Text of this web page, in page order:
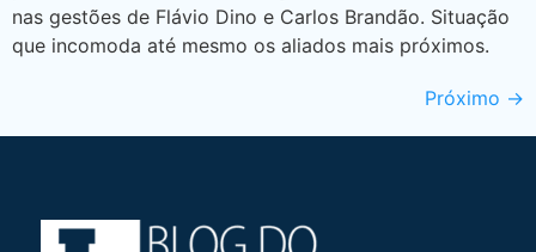
nas gestões de Flávio Dino e Carlos Brandão. Situação
que incomoda até mesmo os aliados mais próximos.
Próximo →